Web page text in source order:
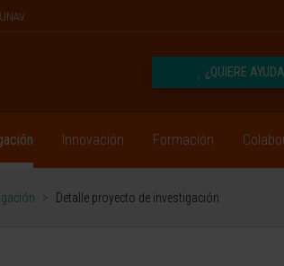
¿QUIERE
Innovación Formación
> Detalle proyecto de investigación